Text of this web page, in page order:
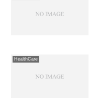
HealthCare